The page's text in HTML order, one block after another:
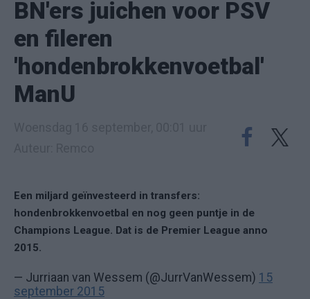
BN'ers juichen voor PSV
en fileren
'hondenbrokkenvoetbal'
ManU
Een miljard geïnvesteerd in transfers:
hondenbrokkenvoetbal en nog geen puntje in de
Champions League. Dat is de Premier League anno
2015.
— Jurriaan van Wessem (@JurrVanWessem) 15
september 2015